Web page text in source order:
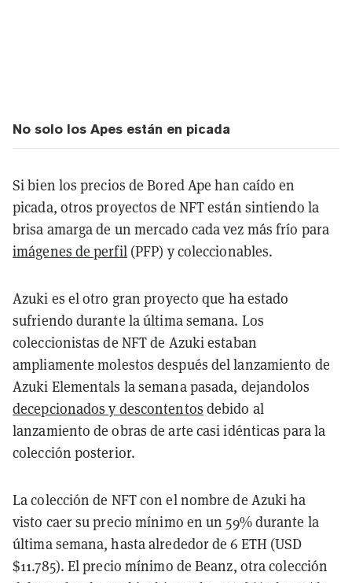
No solo los Apes están en picada
Si bien los precios de Bored Ape han caído en
picada, otros proyectos de NFT están sintiendo la
brisa amarga de un mercado cada vez más frío para
imágenes de perfil(PFP) y coleccionables.
Azuki es el otro gran proyecto que ha estado
sufriendo durante la última semana. Los
coleccionistas de NFT de Azuki estaban
ampliamente molestos después del lanzamiento de
Azuki Elementals la semana pasada, dejandolos
decepcionados y descontentos debido al
lanzamiento de obras de arte casi idénticas para la
colección posterior.
La colección de NFT con el nombre de Azuki ha
visto caer su precio mínimo en un 59% durante la
última semana, hasta alrededor de 6 ETH (USD
$11.785). El precio mínimo de Beanz, otra colección